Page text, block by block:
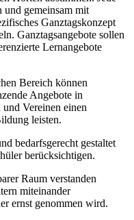
gemeinsam mit
Ganztagskonzept
Ganztagsangebote sollen
Lernangebote
Bereich können
Angebote in
Vereinen einen
leisten.
bedarfsgerecht gestaltet
berücksichtigen.
Raum verstanden
miteinander
ernst genommen wird.